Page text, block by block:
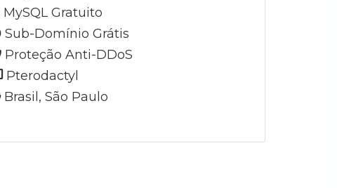
MySQL Gratuito
Sub-Domínio Grátis
Proteção Anti-DDoS
Pterodactyl
Brasil, São Paulo